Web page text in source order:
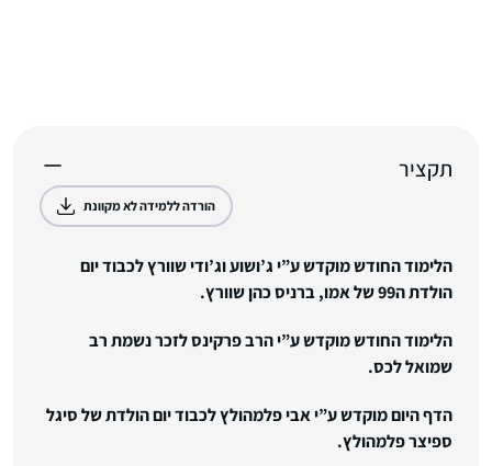
תקציר
הורדה ללמידה לא מקוונת
הלימוד החודש מוקדש ע”י ג’ושוע וג’ודי שוורץ לכבוד יום
הולדת ה99 של אמו, ברניס כהן שוורץ.
הלימוד החודש מוקדש ע”י הרב פרקינס לזכר נשמת רב
שמואל לכס.
הדף היום מוקדש ע”י אבי פלמהולץ לכבוד יום הולדת של סיגל
ספיצר פלמהולץ.